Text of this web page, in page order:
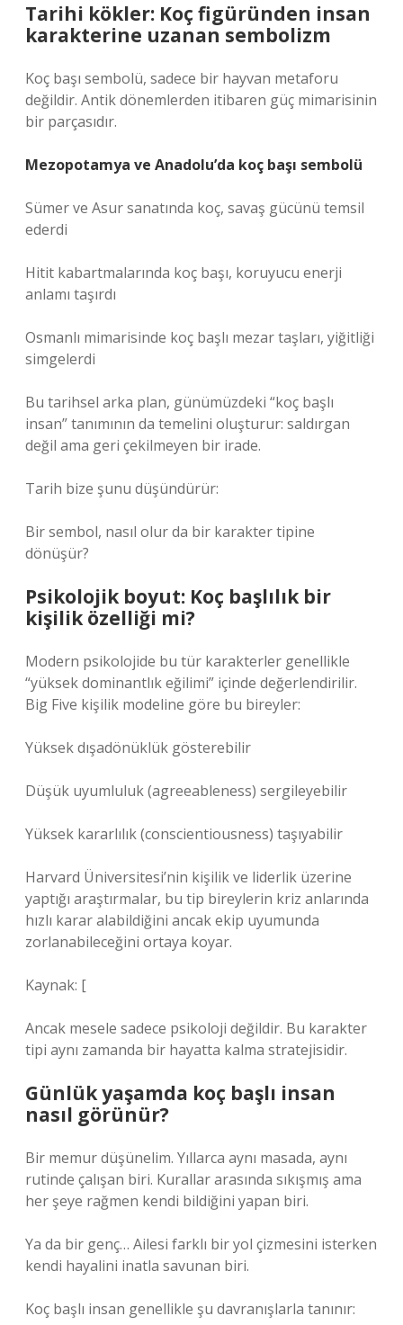
Tarihi kökler: Koç figüründen insan
karakterine uzanan sembolizm
Koç başı sembolü, sadece bir hayvan metaforu
değildir. Antik dönemlerden itibaren güç mimarisinin
bir parçasıdır.
Mezopotamya ve Anadolu’da koç başı sembolü
Sümer ve Asur sanatında koç, savaş gücünü temsil
ederdi
Hitit kabartmalarında koç başı, koruyucu enerji
anlamı taşırdı
Osmanlı mimarisinde koç başlı mezar taşları, yiğitliği
simgelerdi
Bu tarihsel arka plan, günümüzdeki “koç başlı
insan” tanımının da temelini oluşturur: saldırgan
değil ama geri çekilmeyen bir irade.
Tarih bize şunu düşündürür:
Bir sembol, nasıl olur da bir karakter tipine
dönüşür?
Psikolojik boyut: Koç başlılık bir
kişilik özelliği mi?
Modern psikolojide bu tür karakterler genellikle
“yüksek dominantlık eğilimi” içinde değerlendirilir.
Big Five kişilik modeline göre bu bireyler:
Yüksek dışadönüklük gösterebilir
Düşük uyumluluk (agreeableness) sergileyebilir
Yüksek kararlılık (conscientiousness) taşıyabilir
Harvard Üniversitesi’nin kişilik ve liderlik üzerine
yaptığı araştırmalar, bu tip bireylerin kriz anlarında
hızlı karar alabildiğini ancak ekip uyumunda
zorlanabileceğini ortaya koyar.
Kaynak: [
Ancak mesele sadece psikoloji değildir. Bu karakter
tipi aynı zamanda bir hayatta kalma stratejisidir.
Günlük yaşamda koç başlı insan
nasıl görünür?
Bir memur düşünelim. Yıllarca aynı masada, aynı
rutinde çalışan biri. Kurallar arasında sıkışmış ama
her şeye rağmen kendi bildiğini yapan biri.
Ya da bir genç… Ailesi farklı bir yol çizmesini isterken
kendi hayalini inatla savunan biri.
Koç başlı insan genellikle şu davranışlarla tanınır: